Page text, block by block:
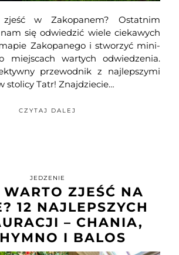
w Zakopanem? Ostatnim
się odwiedzić wiele ciekawych
Zakopanego i stworzyć mini-
miejscach wartych odwiedzenia.
przewodnik z najlepszymi
stolicy Tatr! Znajdziecie…
CZYTAJ DALEJ
JEDZENIE
ZJEŚĆ NA
12 NAJLEPSZYCH
– CHANIA,
I BALOS